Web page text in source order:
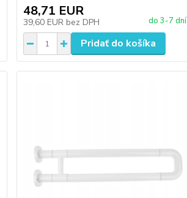
48,71 EUR
39,60 EUR bez DPH do 3-7 dní
Pridať do košíka